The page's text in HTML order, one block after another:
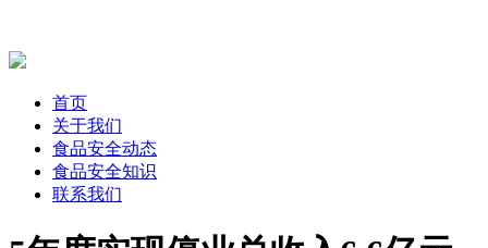
首页
关于我们
食品安全动态
食品安全知识
联系我们